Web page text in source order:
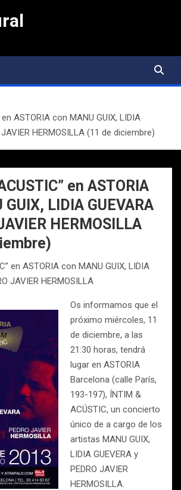
ASTORIA con MANU GUIX, LIDIA
JAVIER HERMOSILLA (11 de diciembre)
en ASTORIA
LIDIA GUEVARA
HERMOSILLA
en ASTORIA con MANU GUIX, LIDIA
JAVIER HERMOSILLA
Os informamos que el
próximo miércoles, 11
de diciembre, a las
21:30 horas, tendrá
lugar en ASTORIA
Barcelona (calle París,
193-197), ÍNTIM &
ACÚSTIC, un concierto
único de a cargo de los
artistas MANU GUIX,
LIDIA GUEVERA y
PEDRO JAVIER
HERMOSILLA.